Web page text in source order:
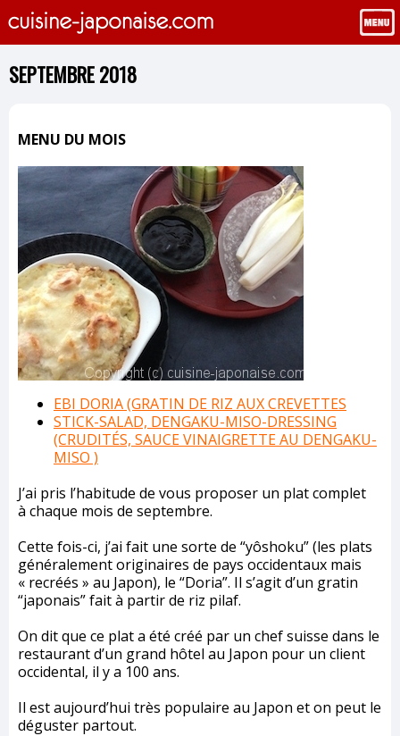
SEPTEMBRE 2018
MENU DU MOIS
EBI DORIA (GRATIN DE RIZ AUX CREVETTES
STICK-SALAD, DENGAKU-MISO-DRESSING
(CRUDITÉS, SAUCE VINAIGRETTE AU DENGAKU-
MISO )
J’ai pris l’habitude de vous proposer un plat complet
à chaque mois de septembre.
Cette fois-ci, j’ai fait une sorte de “yôshoku” (les plats
généralement originaires de pays occidentaux mais
« recréés » au Japon), le “Doria”. Il s’agit d’un gratin
“japonais” fait à partir de riz pilaf.
On dit que ce plat a été créé par un chef suisse dans le
restaurant d’un grand hôtel au Japon pour un client
occidental, il y a 100 ans.
Il est aujourd’hui très populaire au Japon et on peut le
déguster partout.